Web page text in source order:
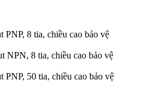
PNP, 8 tia, chiều cao bảo vệ
NPN, 8 tia, chiều cao bảo vệ
PNP, 50 tia, chiều cao bảo vệ